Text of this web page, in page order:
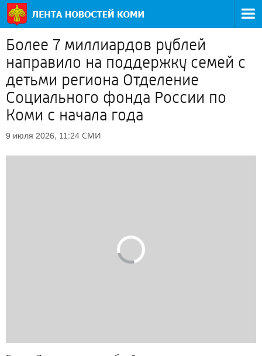
Более 7 миллиардов рублей
направило на поддержку семей с
детьми региона Отделение
Социального фонда России по
Коми с начала года
9 июля 2026, 11:24 СМИ